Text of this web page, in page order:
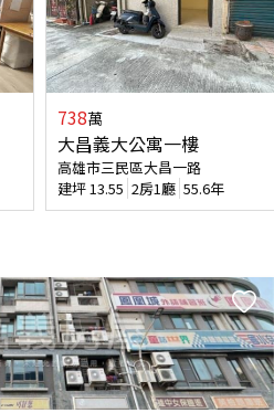
738萬
大昌義大公寓一樓
高雄市三民區大昌一路
建坪13.55 2房1廳 55.6年